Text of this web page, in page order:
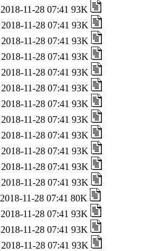
2018-11-28 07:41 93K
2018-11-28 07:41 93K
2018-11-28 07:41 93K
2018-11-28 07:41 93K
2018-11-28 07:41 93K
2018-11-28 07:41 93K
2018-11-28 07:41 93K
2018-11-28 07:41 93K
2018-11-28 07:41 93K
2018-11-28 07:41 93K
2018-11-28 07:41 93K
2018-11-28 07:41 93K
2018-11-28 07:41 80K
2018-11-28 07:41 93K
2018-11-28 07:41 93K
2018-11-28 07:41 93K